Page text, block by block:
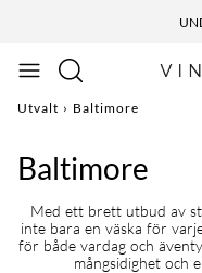
Utvalt › Baltimore
Baltimore
Med ett brett utbud av
inte bara en väska för
för både vardag och
mångsidighet och